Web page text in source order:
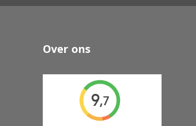
Over ons